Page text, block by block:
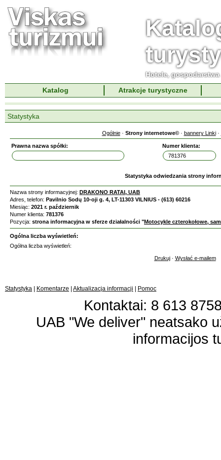
Hotele,
Katalog
Atrakcje turystyczne
Statystyka
Ogólnie· Strony internetowe©· bannery Linki·
Prawna nazwa spółki: Numer klienta:
Statystyka odwiedzania strony
Nazwa strony informacyjnej: DRAKONO RATAI, UAB
Adres, telefon: Pavilnio Sodų 10-oji g. 4, LT-11303 VILNIUS - (613) 60216
Miesiąc: 2021 r. październik
Numer klienta: 781376
Pozycja: strona informacyjna w sferze działalności "Motocykle czterokołowe,
Ogólna liczba wyświetleń:
Ogólna liczba wyświetleń:
Drukuj· Wysłać e-mailem
Statystyka Komentarze Aktualizacja informacji Pomoc
Kontaktai: 8 613
UAB "We deliver" neatsako
informacijos